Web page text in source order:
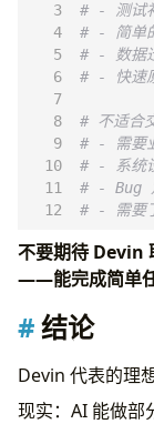
# - 测试
# - 简单
# - 数据
# - 快速
# 不适合
# - 需要
# - 系统
# - Bug
# - 需要
不要期待 Devin
——能完成简单任
结论
Devin 代表的理
现实：AI 能做部